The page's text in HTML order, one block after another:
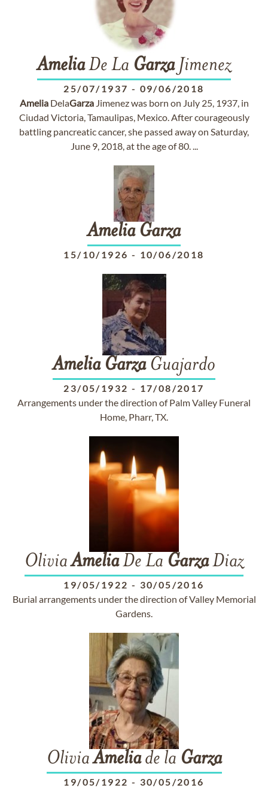
AmeliaDe La GarzaJimenez
25/07/1937 - 09/06/2018
AmeliaDelaGarzaJimenez was born on July 25, 1937, in
Ciudad Victoria, Tamaulipas, Mexico. After courageously
battling pancreatic cancer, she passed away on Saturday,
June 9, 2018, at the age of 80. ...
Amelia Garza
15/10/1926 - 10/06/2018
Amelia GarzaGuajardo
23/05/1932 - 17/08/2017
Arrangements under the direction of Palm Valley Funeral
Home, Pharr, TX.
OliviaAmeliaDe La GarzaDiaz
19/05/1922 - 30/05/2016
Burial arrangements under the direction of Valley Memorial
Gardens.
OliviaAmeliade la Garza
19/05/1922 - 30/05/2016